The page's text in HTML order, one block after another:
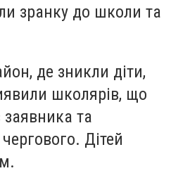
зранку до школи та
де зникли діти,
школярів, що
заявника та
Дітей